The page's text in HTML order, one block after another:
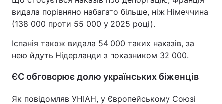
видала порівняно набагато більше, ніж Німеччина
(138 000 проти 55 000 у 2025 році).
Іспанія також видала 54 000 таких наказів, за
нею йдуть Нідерланди з показником 32 000.
ЄС обговорює долю українських біженців
Як повідомляв УНІАН, у Європейському Союзі